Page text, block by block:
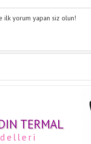
ilk yorum yapan siz olun!
TERMAL